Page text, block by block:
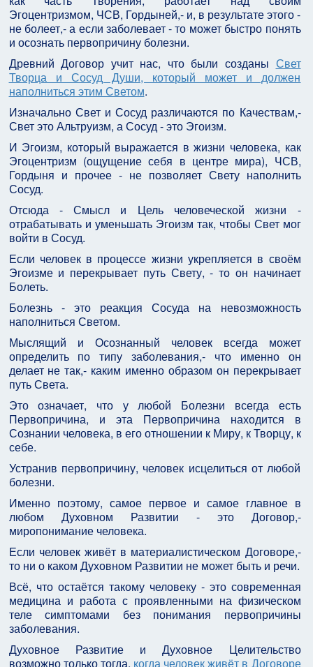
Эгоцентризмом, ЧСВ, Гордыней,- и, в результате этого -
не болеет,- а если заболевает - то может быстро понять
и осознать первопричину болезни.
Древний Договор учит нас, что были созданы Свет
Творца и Сосуд Души, который может и должен
наполниться этим Светом.
Изначально Свет и Сосуд различаются по Качествам,-
Свет это Альтруизм, а Сосуд - это Эгоизм.
И Эгоизм, который выражается в жизни человека, как
Эгоцентризм (ощущение себя в центре мира), ЧСВ,
Гордыня и прочее - не позволяет Свету наполнить
Сосуд.
Отсюда - Смысл и Цель человеческой жизни -
отрабатывать и уменьшать Эгоизм так, чтобы Свет мог
войти в Сосуд.
Если человек в процессе жизни укрепляется в своём
Эгоизме и перекрывает путь Свету, - то он начинает
Болеть.
Болезнь - это реакция Сосуда на невозможность
наполниться Светом.
Мыслящий и Осознанный человек всегда может
определить по типу заболевания,- что именно он
делает не так,- каким именно образом он перекрывает
путь Света.
Это означает, что у любой Болезни всегда есть
Первопричина, и эта Первопричина находится в
Сознании человека, в его отношении к Миру, к Творцу, к
себе.
Устранив первопричину, человек исцелиться от любой
болезни.
Именно поэтому, самое первое и самое главное в
любом Духовном Развитии - это Договор,-
миропонимание человека.
Если человек живёт в материалистическом Договоре,-
то ни о каком Духовном Развитии не может быть и речи.
Всё, что остаётся такому человеку - это современная
медицина и работа с проявленными на физическом
теле симптомами без понимания первопричины
заболевания.
Духовное Развитие и Духовное Целительство
возможно только тогда, когда человек живёт в Договоре